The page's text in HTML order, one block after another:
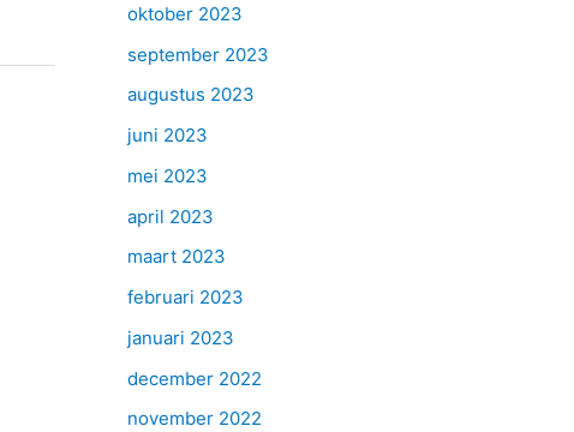
oktober 2023
september 2023
augustus 2023
juni 2023
mei 2023
april 2023
maart 2023
februari 2023
januari 2023
december 2022
november 2022